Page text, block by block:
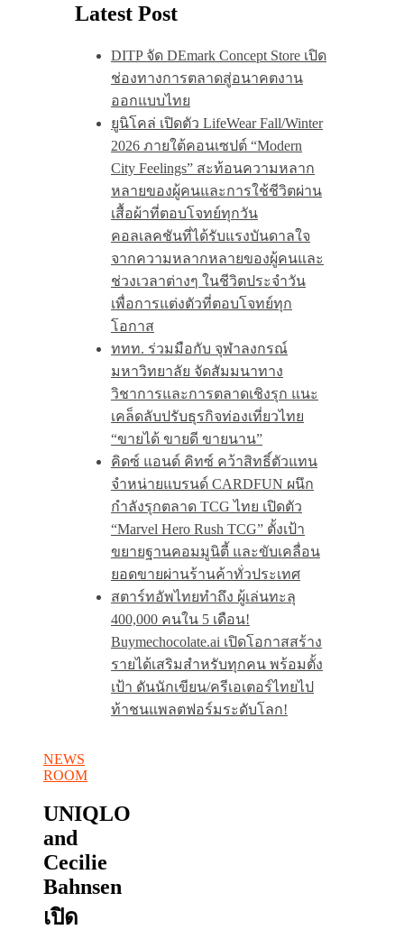
Latest Post
DITP จัด DEmark Concept Store เปิด
ช่องทางการตลาดสู่อนาคตงาน
ออกแบบไทย
ยูนิโคล่ เปิดตัว LifeWear Fall/Winter
2026 ภายใต้คอนเซปต์ “Modern
City Feelings” สะท้อนความหลาก
หลายของผู้คนและการใช้ชีวิตผ่าน
เสื้อผ้าที่ตอบโจทย์ทุกวัน
คอลเลคชันที่ได้รับแรงบันดาลใจ
จากความหลากหลายของผู้คนและ
ช่วงเวลาต่างๆ ในชีวิตประจำวัน
เพื่อการแต่งตัวที่ตอบโจทย์ทุก
โอกาส
ททท. ร่วมมือกับ จุฬาลงกรณ์
มหาวิทยาลัย จัดสัมมนาทาง
วิชาการและการตลาดเชิงรุก แนะ
เคล็ดลับปรับธุรกิจท่องเที่ยวไทย
“ขายได้ ขายดี ขายนาน”
คิดซ์ แอนด์ คิทซ์ คว้าสิทธิ์ตัวแทน
จำหน่ายแบรนด์ CARDFUN ผนึก
กำลังรุกตลาด TCG ไทย เปิดตัว
“Marvel Hero Rush TCG” ตั้งเป้า
ขยายฐานคอมมูนิตี้ และขับเคลื่อน
ยอดขายผ่านร้านค้าทั่วประเทศ
สตาร์ทอัพไทยทำถึง ผู้เล่นทะลุ
400,000 คนใน 5 เดือน!
Buymechocolate.ai เปิดโอกาสสร้าง
รายได้เสริมสำหรับทุกคน พร้อมตั้ง
เป้า ดันนักเขียน/ครีเอเตอร์ไทยไป
ท้าชนแพลตฟอร์มระดับโลก!
NEWS
ROOM
UNIQLO
and
Cecilie
Bahnsen
เปิด